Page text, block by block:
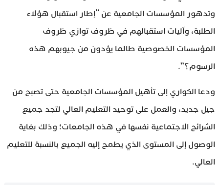
وتدهور المؤسسات الجامعية عن “إطار استقبال هؤلاء
الطلبة، وآليات استقبالهم في ظروف توازي ظروف
المؤسسات الخصوصية طالما يؤدون من جيوبهم هذه
الرسوم؟”.
ودعا الكواري إلى تأهيل المؤسسات الجامعية حتى تصبح من
جيل جديد، والعمل على توحيد التعليم العالي لتجد جميع
الشرائح الاجتماعية نفسها في هذه الجامعات؛ وذلك بغاية
الوصول إلى المستوى الذي يطمح إليه الجميع بالنسبة للتعليم
العالي.